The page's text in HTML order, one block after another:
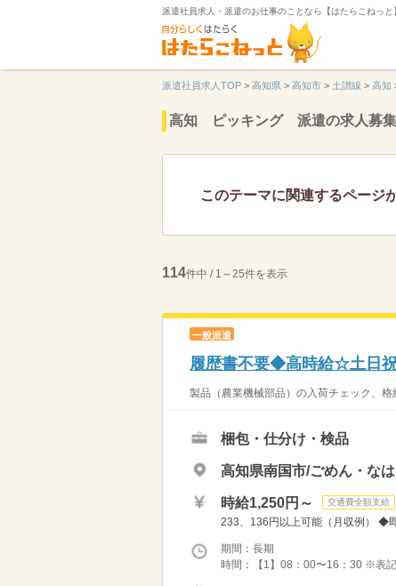
派遣社員求人・派遣のお仕事のことなら【はたらこねっと
派遣社員求人TOP > 高知県 > 高知市 > 土讃線 > 高知
高知 ピッキング 派遣の求人募集
このテーマに関連するページ
114件中 / 1～25件を表示
一般派遣
履歴書不要◆高時給☆土日
製品（農業機械部品）の入荷チェック、
梱包・仕分け・検品
高知県南国市/ごめん・な
時給1,250円～ 交通費全額支給
233、136円以上可能（月収例） ◆
期間：長期
時間：【1】08：00〜16：30 ※表